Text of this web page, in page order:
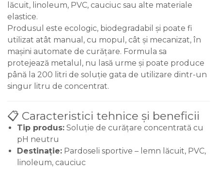
lăcuit, linoleum, PVC, cauciuc sau alte materiale
elastice.
Produsul este ecologic, biodegradabil și poate fi
utilizat atât manual, cu mopul, cât și mecanizat, în
mașini automate de curățare. Formula sa
protejează metalul, nu lasă urme și poate produce
până la 200 litri de soluție gata de utilizare dintr-un
singur litru de concentrat.
📋 Caracteristici tehnice și beneficii
Tip produs: Soluție de curățare concentrată cu
pH neutru
Destinație: Pardoseli sportive – lemn lăcuit, PVC,
linoleum, cauciuc